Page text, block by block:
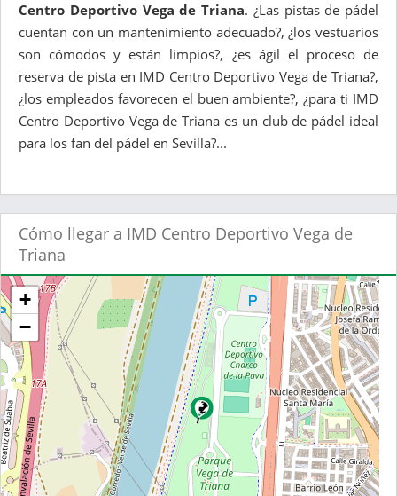
Centro Deportivo Vega de Triana. ¿Las pistas de pádel
cuentan con un mantenimiento adecuado?, ¿los vestuarios
son cómodos y están limpios?, ¿es ágil el proceso de
reserva de pista en IMD Centro Deportivo Vega de Triana?,
¿los empleados favorecen el buen ambiente?, ¿para ti IMD
Centro Deportivo Vega de Triana es un club de pádel ideal
para los fan del pádel en Sevilla?...
Cómo llegar a IMD Centro Deportivo Vega de
Triana
+
−